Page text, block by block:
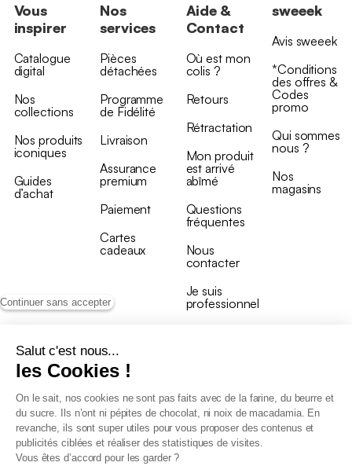
Continuer sans accepter
Salut c'est nous...
les Cookies !
On le sait, nos cookies ne sont pas faits avec de la farine, du beurre et
du sucre. Ils n’ont ni pépites de chocolat, ni noix de macadamia. En
revanche, ils sont super utiles pour vous proposer des contenus et
publicités ciblées et réaliser des statistiques de visites.
Vous êtes d’accord pour les garder ?
Vous
inspirer
Catalogue
digital
Nos
collections
Nos produits
iconiques
Guides
d’achat
Nos
services
Pièces
détachées
Programme
de Fidélité
Livraison
Assurance
premium
Paiement
Cartes
cadeaux
Aide &
Contact
Où est mon
colis ?
Retours
Rétractation
Mon produit
est arrivé
abîmé
Questions
fréquentes
Nous
contacter
Je suis
professionnel
sweeek
Avis sweeek
*Conditions
des offres &
Codes
promo
Qui sommes
nous ?
Nos
magasins
Conditions générales de vente
Conditions générales du programme de fidélité
Charte de données personnelles
Conditions générales de vente Pro